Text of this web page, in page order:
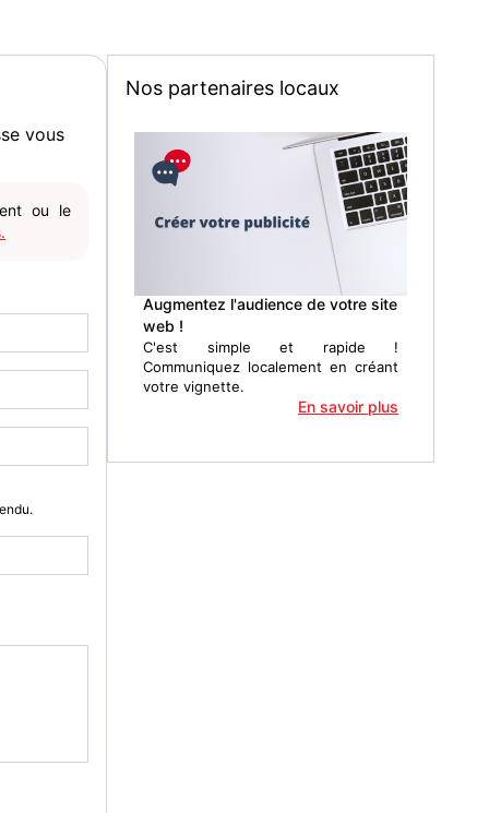
vous
ou le
Nos partenaires locaux
Augmentez l'audience de votre site
web !
C'est simple et rapide !
Communiquez localement en créant
votre vignette.
En savoir plus